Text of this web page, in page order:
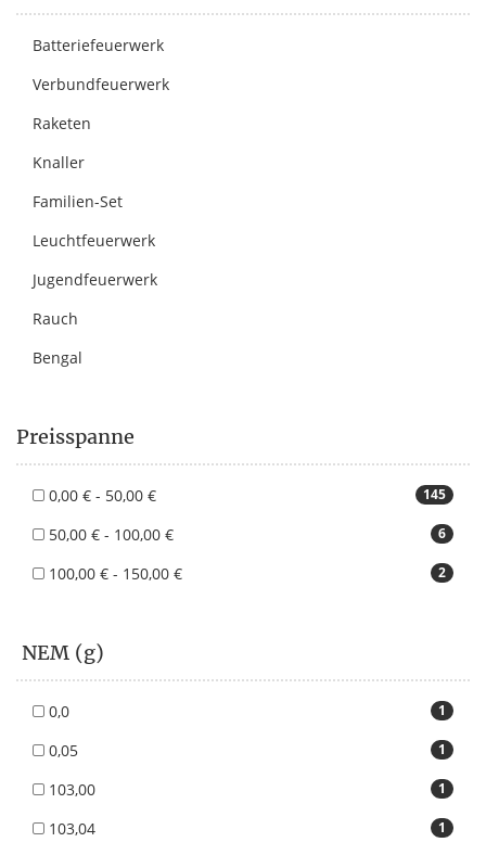
Batteriefeuerwerk
Verbundfeuerwerk
Raketen
Knaller
Familien-Set
Leuchtfeuerwerk
Jugendfeuerwerk
Rauch
Bengal
Preisspanne
145
0,00 € - 50,00 €
6
50,00 € - 100,00 €
2
100,00 € - 150,00 €
NEM (g)
1
0,0
1
0,05
1
103,00
1
103,04